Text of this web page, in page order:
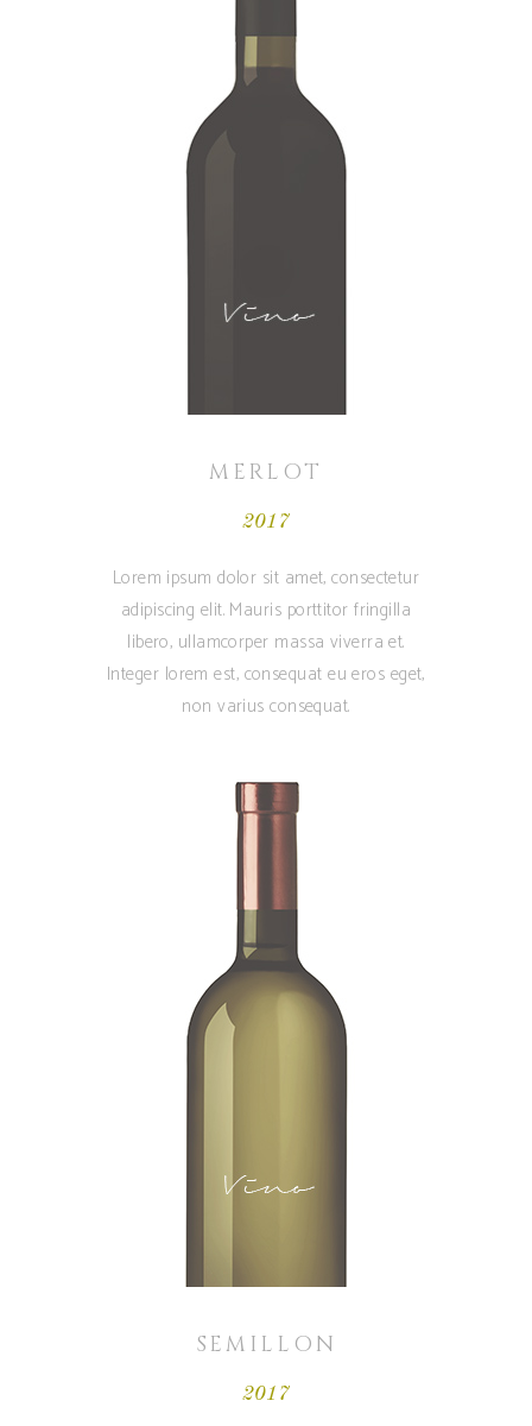
MERLOT
2017
Lorem ipsum dolor sit amet, consectetur
adipiscing elit. Mauris porttitor fringilla
libero, ullamcorper massa viverra et.
Integer lorem est, consequat eu eros eget,
non varius consequat.
SEMILLON
2017